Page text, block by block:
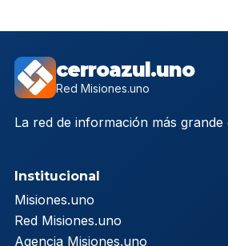
cerroazul.uno
Red Misiones.uno
La red de información más grande
Institucional
Misiones.uno
Red Misiones.uno
Agencia Misiones.uno